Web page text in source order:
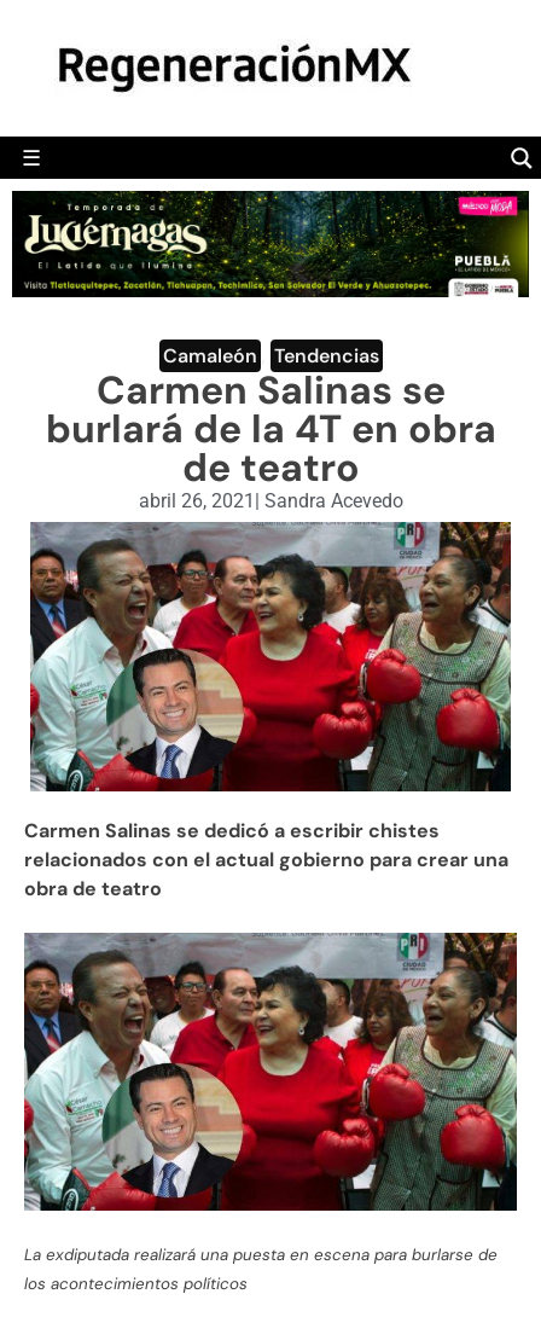
☰
POLÍTICA
CAMALEÓN
OPINIÓN
DEPORTES
ENGLISH SECTION
VIDEOS
Camaleón Tendencias
Carmen Salinas se
burlará de la 4T en obra
de teatro
abril 26, 2021 | Sandra Acevedo
Carmen Salinas se dedicó a escribir chistes
relacionados con el actual gobierno para crear una
obra de teatro
La exdiputada realizará una puesta en escena para burlarse de
los acontecimientos políticos